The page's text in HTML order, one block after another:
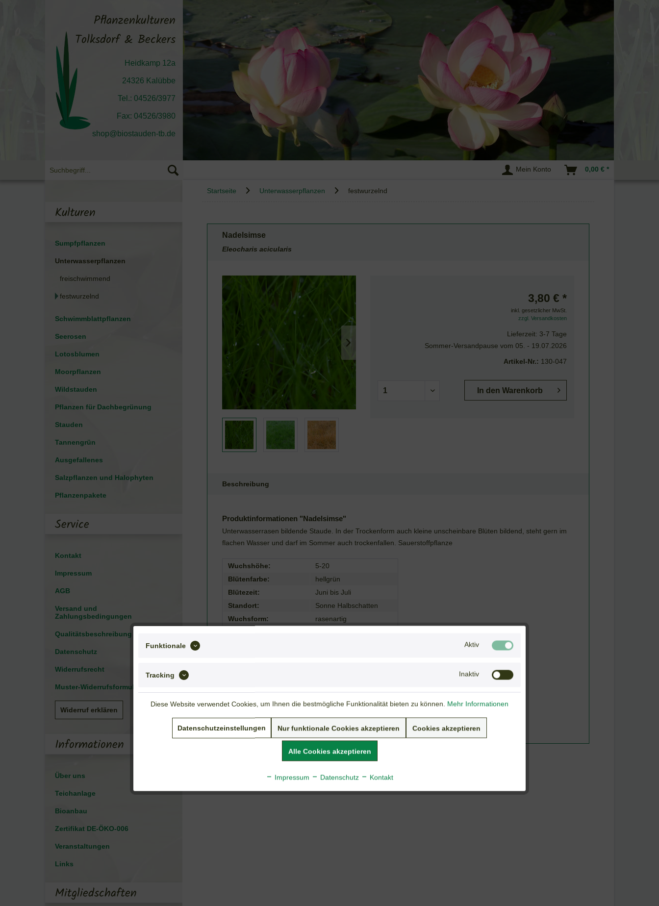
Pflanzenkulturen
Tolksdorf & Beckers
Heidkamp 12a
24326 Kalübbe
Tel.: 04526/3977
Fax: 04526/3980
shop@biostauden-tb.de
Mein Konto 0,00 € *
Startseite Unterwasserpflanzen festwurzelnd
Kulturen
Sumpfpflanzen
Unterwasserpflanzen
freischwimmend
festwurzelnd
Schwimmblattpflanzen
Seerosen
Lotosblumen
Moorpflanzen
Wildstauden
Pflanzen für Dachbegrünung
Stauden
Tannengrün
Ausgefallenes
Salzpflanzen und Halophyten
Pflanzenpakete
Service
Kontakt
Impressum
AGB
Versand und
Zahlungsbedingungen
Qualitätsbeschreibung
Datenschutz
Widerrufsrecht
Muster-Widerrufsformular
Widerruf erklären
Informationen
Über uns
Teichanlage
Bioanbau
Zertifikat DE-ÖKO-006
Veranstaltungen
Links
Mitgliedschaften
Nadelsimse
Eleocharis acicularis
3,80 € *
inkl. gesetzlicher MwSt.
zzgl. Versandkosten
Lieferzeit: 3-7 Tage
Sommer-Versandpause vom 05. - 19.07.2026
Artikel-Nr.: 130-047
In den Warenkorb
Beschreibung
Produktinformationen "Nadelsimse"
Unterwasserrasen bildende Staude. In der Trockenform auch kleine unscheinbare Blüten bildend, steht gern im
flachen Wasser und darf im Sommer auch trockenfallen. Sauerstoffpflanze
Wuchshöhe:
5-20
Blütenfarbe:
hellgrün
Blütezeit:
Juni bis Juli
Standort:
Sonne Halbschatten
Wuchsform:
rasenartig
Weiterführende Links zu "Nadelsimse"
Fragen zum Artikel?
Weitere Artikel von Tolksdorf & Beckers
Funktionale Aktiv
Tracking Inaktiv
Diese Website verwendet Cookies, um Ihnen die bestmögliche Funktionalität bieten zu können. Mehr Informationen
Datenschutzeinstellungen Nur funktionale Cookies akzeptieren Cookies akzeptieren
Alle Cookies akzeptieren
Impressum Datenschutz Kontakt